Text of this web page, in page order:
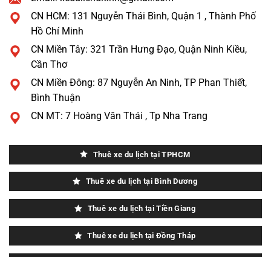
CN HCM: 131 Nguyễn Thái Bình, Quận 1 , Thành Phố
Hồ Chí Minh
CN Miền Tây: 321 Trần Hưng Đạo, Quận Ninh Kiều,
Cần Thơ
CN Miền Đông: 87 Nguyễn An Ninh, TP Phan Thiết,
Bình Thuận
CN MT: 7 Hoàng Văn Thái , Tp Nha Trang
Thuê xe du lịch tại TPHCM
Thuê xe du lịch tại Bình Dương
Thuê xe du lịch tại Tiền Giang
Thuê xe du lịch tại Đồng Tháp